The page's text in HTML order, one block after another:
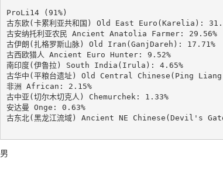
ProLi14 (91%)
古东欧(卡累利亚共和国) Old East Euro(Karelia):
古安纳托利亚农民 Ancient Anatolia Farmer: 29.56%
古伊朗(扎格罗斯山脉) Old Iran(GanjDareh): 17.71%
古西欧猎人 Ancient Euro Hunter: 9.52%
南印度(伊鲁拉) South India(Irula): 4.65%
古华中(平粮台遗址) Old Central Chinese(Ping
非洲 African: 2.15%
古中亚(切尔木切克人) Chemurchek: 1.33%
安达曼 Onge: 0.63%
古东北(黑龙江流域) Ancient NE Chinese(Devil's
男